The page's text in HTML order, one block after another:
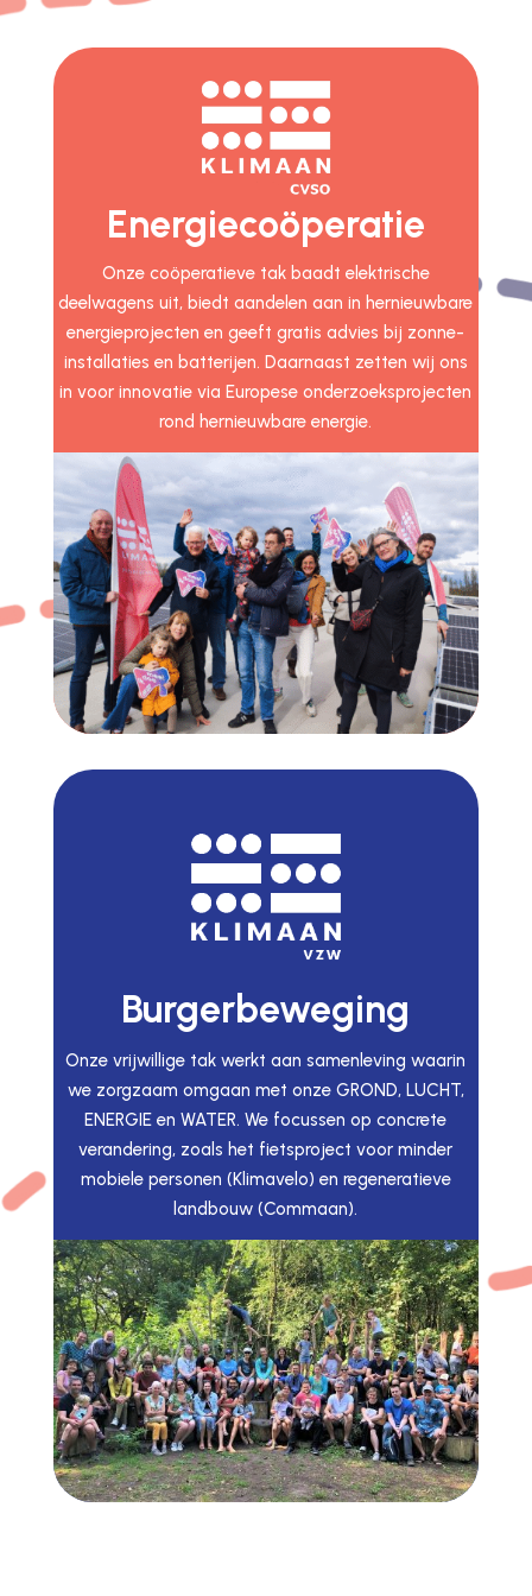
Energiecoöperatie
Onze coöperatieve tak baadt elektrische
deelwagens uit, biedt aandelen aan in hernieuwbare
energieprojecten en geeft gratis advies bij zonne-
installaties en batterijen. Daarnaast zetten wij ons
in voor innovatie via Europese onderzoeksprojecten
rond hernieuwbare energie.
Burgerbeweging
Onze vrijwillige tak werkt aan samenleving waarin
we zorgzaam omgaan met onze GROND, LUCHT,
ENERGIE en WATER. We focussen op concrete
verandering, zoals het fietsproject voor minder
mobiele personen (Klimavelo) en regeneratieve
landbouw (Commaan).